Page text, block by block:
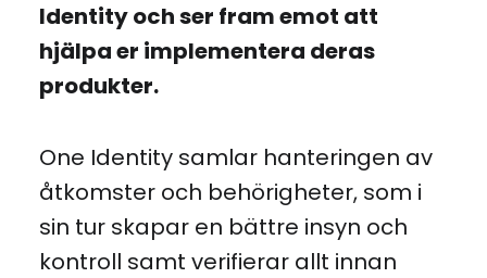
Identity och ser fram emot att
hjälpa er implementera deras
produkter.
One Identity samlar hanteringen av
åtkomster och behörigheter, som i
sin tur skapar en bättre insyn och
kontroll samt verifierar allt innan